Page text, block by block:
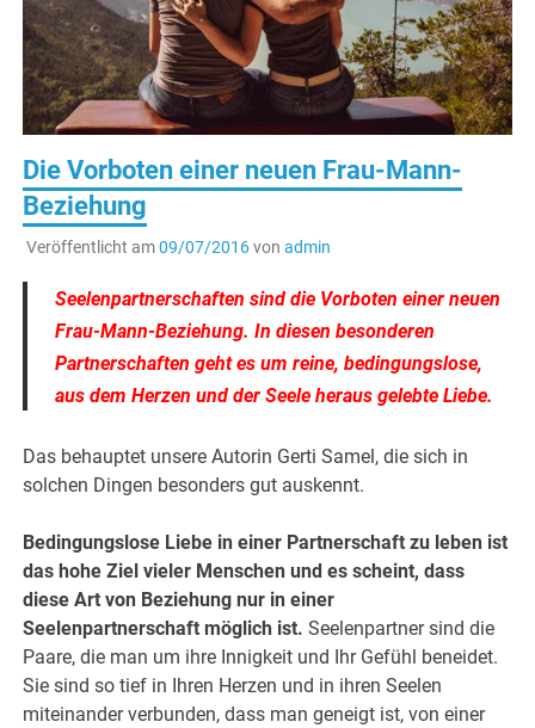
Die Vorboten einer neuen Frau-Mann-
Beziehung
Veröffentlicht am09/07/2016von admin
Seelenpartnerschaften sind die Vorboten einer neuen
Frau-Mann-Beziehung. In diesen besonderen
Partnerschaften geht es um reine, bedingungslose,
aus dem Herzen und der Seele heraus gelebte Liebe.
Das behauptet unsere Autorin Gerti Samel, die sich in
solchen Dingen besonders gut auskennt.
Bedingungslose Liebe in einer Partnerschaft zu leben ist
das hohe Ziel vieler Menschen und es scheint, dass
diese Art von Beziehung nur in einer
Seelenpartnerschaft möglich ist. Seelenpartner sind die
Paare, die man um ihre Innigkeit und Ihr Gefühl beneidet.
Sie sind so tief in Ihren Herzen und in ihren Seelen
miteinander verbunden, dass man geneigt ist, von einer